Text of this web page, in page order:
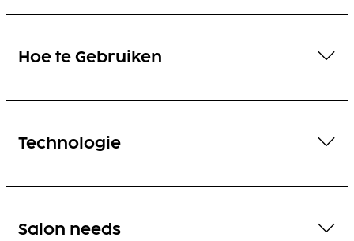
Hoe te Gebruiken
Technologie
Salon needs